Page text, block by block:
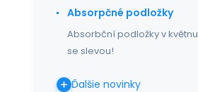
Absorpčné podložky
Absorbční podložky v květnu
se slevou!
Ďalšie novinky